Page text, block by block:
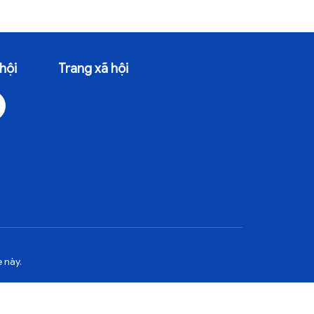
Trang xã hội